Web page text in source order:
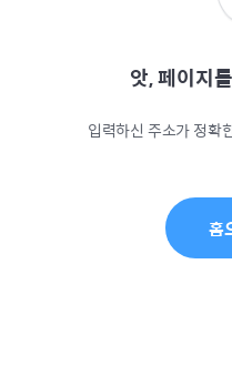
앗, 페이지
입력하신 주소가 정확
홈